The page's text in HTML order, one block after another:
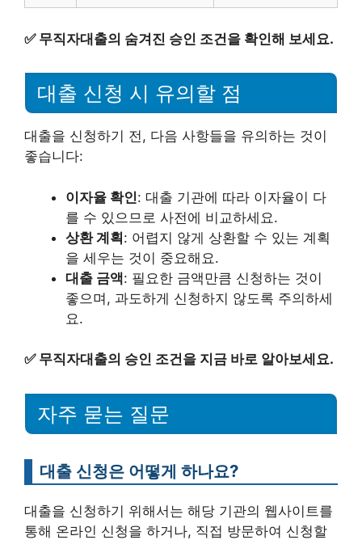
✅ 무직자대출의 숨겨진 승인 조건을 확인해 보세요.
대출 신청 시 유의할 점
대출을 신청하기 전, 다음 사항들을 유의하는 것이
좋습니다:
이자율 확인: 대출 기관에 따라 이자율이 다
를 수 있으므로 사전에 비교하세요.
상환 계획: 어렵지 않게 상환할 수 있는 계획
을 세우는 것이 중요해요.
대출 금액: 필요한 금액만큼 신청하는 것이
좋으며, 과도하게 신청하지 않도록 주의하세
요.
✅ 무직자대출의 승인 조건을 지금 바로 알아보세요.
자주 묻는 질문
대출 신청은 어떻게 하나요?
대출을 신청하기 위해서는 해당 기관의 웹사이트를
통해 온라인 신청을 하거나, 직접 방문하여 신청할